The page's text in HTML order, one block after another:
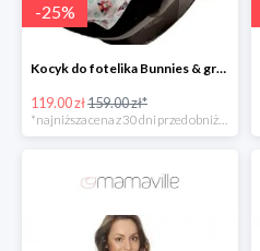
-25%
Kocyk do fotelika Bunnies & grey dots -25%
119.00 zł159.00 zł*